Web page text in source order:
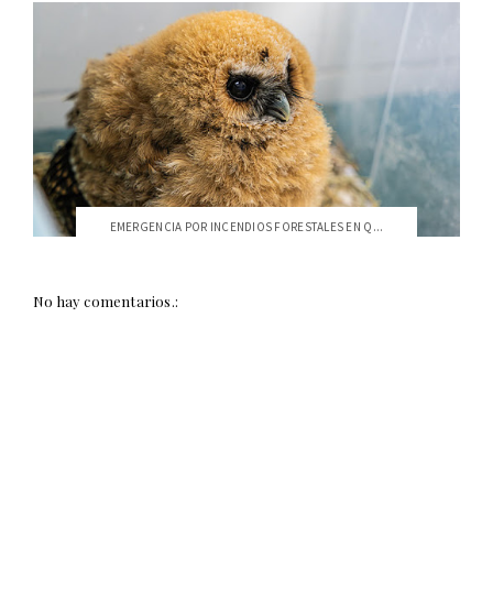
EMERGENCIA POR INCENDIOS FORESTALES EN Q...
No hay comentarios.: